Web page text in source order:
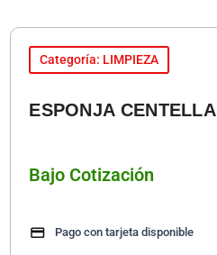
Categoría: LIMPIEZA
ESPONJA CENTELLA
Bajo Cotización
Pago con tarjeta disponible